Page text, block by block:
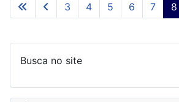
3 4 5 6 7 8
Busca no site